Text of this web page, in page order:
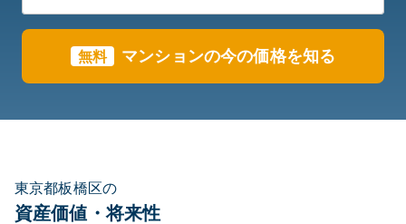
無料 マンションの今の価格を知る
東京都板橋区の
資産価値・将来性